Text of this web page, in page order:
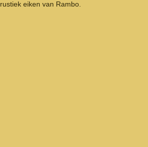
rustiek eiken van Rambo.